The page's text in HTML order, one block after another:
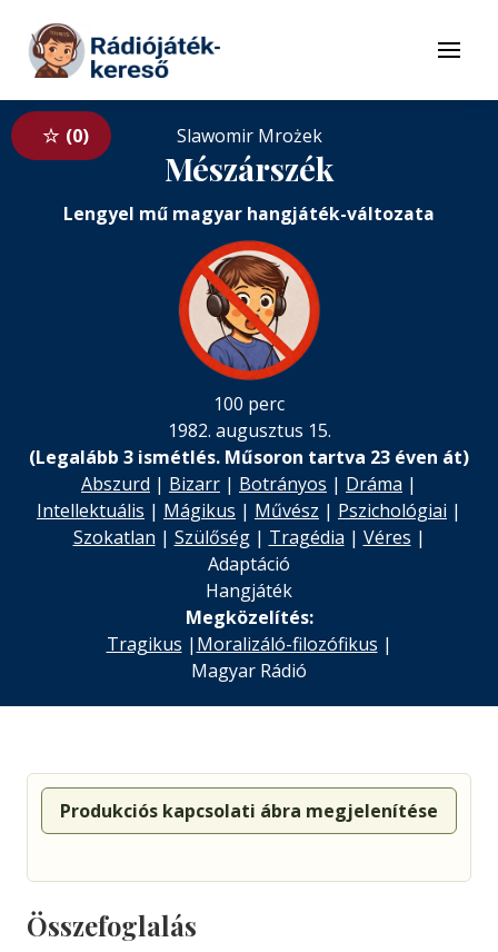
Tovább a tartalomhoz
Menü
0 Slawomir Mrożek
Mészárszék
Lengyel mű magyar hangjáték-változata
100 perc
1982. augusztus 15.
(Legalább 3 ismétlés. Műsoron tartva 23 éven át)
Abszurd | Bizarr | Botrányos | Dráma |
Intellektuális | Mágikus | Művész | Pszichológiai |
Szokatlan | Szülőség| Tragédia | Véres |
Adaptáció
Hangjáték
Megközelítés:
Tragikus | Moralizáló-filozófikus |
Magyar Rádió
Produkciós kapcsolati ábra megjelenítése
Összefoglalás